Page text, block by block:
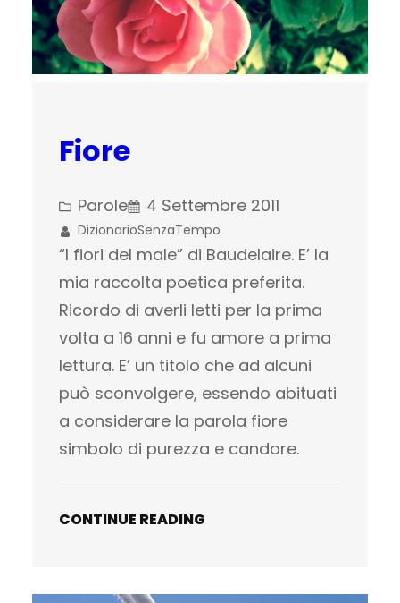
Fiore
Parole 4 Settembre 2011
DizionarioSenzaTempo
“I fiori del male” di Baudelaire. E’ la
mia raccolta poetica preferita.
Ricordo di averli letti per la prima
volta a 16 anni e fu amore a prima
lettura. E’ un titolo che ad alcuni
può sconvolgere, essendo abituati
a considerare la parola fiore
simbolo di purezza e candore.
CONTINUE READING